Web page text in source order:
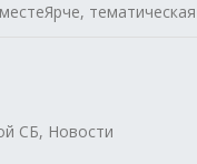
СБ, Новости